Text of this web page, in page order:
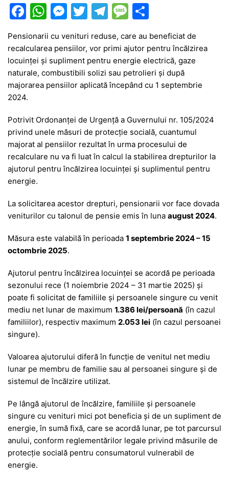
F
a
c
e
b
o
k
W
h
at
s
A
p
M
e
s
s
e
n
er
T
w
itt
er
T
e
gr
a
m
M
s
s
a
g
ta
je
a
z
Pensionarii cu venituri reduse, care au beneficiat de
recalcularea pensiilor, vor primi ajutor pentru încălzirea
locuinței și supliment pentru energie electrică, gaze
naturale, combustibili solizi sau petrolieri și după
majorarea pensiilor aplicată începând cu 1 septembrie
2024.
Potrivit Ordonanței de Urgență a Guvernului nr. 105/2024
privind unele măsuri de protecție socială, cuantumul
majorat al pensiilor rezultat în urma procesului de
recalculare nu va fi luat în calcul la stabilirea drepturilor la
ajutorul pentru încălzirea locuinței și suplimentul pentru
energie.
La solicitarea acestor drepturi, pensionarii vor face dovada
veniturilor cu talonul de pensie emis în luna august 2024.
Măsura este valabilă în perioada 1 septembrie 2024 – 15
octombrie 2025.
Ajutorul pentru încălzirea locuinței se acordă pe perioada
sezonului rece (1 noiembrie 2024 – 31 martie 2025) și
poate fi solicitat de familiile și persoanele singure cu venit
mediu net lunar de maximum 1.386 lei/persoană (în cazul
familiilor), respectiv maximum 2.053 lei (în cazul persoanei
singure).
Valoarea ajutorului diferă în funcție de venitul net mediu
lunar pe membru de familie sau al persoanei singure și de
sistemul de încălzire utilizat.
Pe lângă ajutorul de încălzire, familiile și persoanele
singure cu venituri mici pot beneficia și de un supliment de
energie, în sumă fixă, care se acordă lunar, pe tot parcursul
anului, conform reglementărilor legale privind măsurile de
protecție socială pentru consumatorul vulnerabil de
energie.